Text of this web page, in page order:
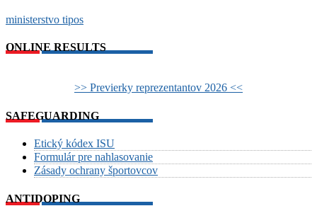
ministerstvo tipos
ONLINE RESULTS
>> Previerky reprezentantov 2026 <<
SAFEGUARDING
Etický kódex ISU
Formulár pre nahlasovanie
Zásady ochrany športovcov
ANTIDOPING